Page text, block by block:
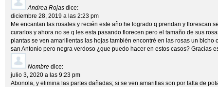
Andrea Rojas dice:
diciembre 28, 2019 a las 2:23 pm
Me encantan las rosales y recién este año he logrado q prendan y florescan
curarlos y ahora no se q les esta pasando florecen pero el tamaño de sus
plantas se ven amarillentas las hojas también encontré en las rosas un bicho
san Antonio pero negra verdoso ¿que puedo hacer en estos casos? Gracias
Nombre dice:
julio 3, 2020 a las 9:23 pm
Abonola, y elimina las partes dañadas; si se ven amarillas son por falta de